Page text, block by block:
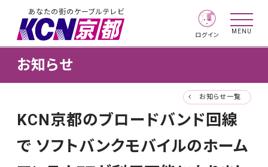
あなたの街のケーブルテレビ
ログイン
MENU
お知らせ
お知らせ一覧
KCN京都のブロードバンド回線
で ソフトバンクモバイルのホーム